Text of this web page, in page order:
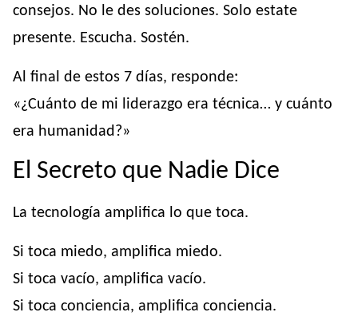
consejos. No le des soluciones. Solo estate
presente. Escucha. Sostén.
Al final de estos 7 días, responde:
«¿Cuánto de mi liderazgo era técnica… y cuánto
era humanidad?»
El Secreto que Nadie Dice
La tecnología amplifica lo que toca.
Si toca miedo, amplifica miedo.
Si toca vacío, amplifica vacío.
Si toca conciencia, amplifica conciencia.